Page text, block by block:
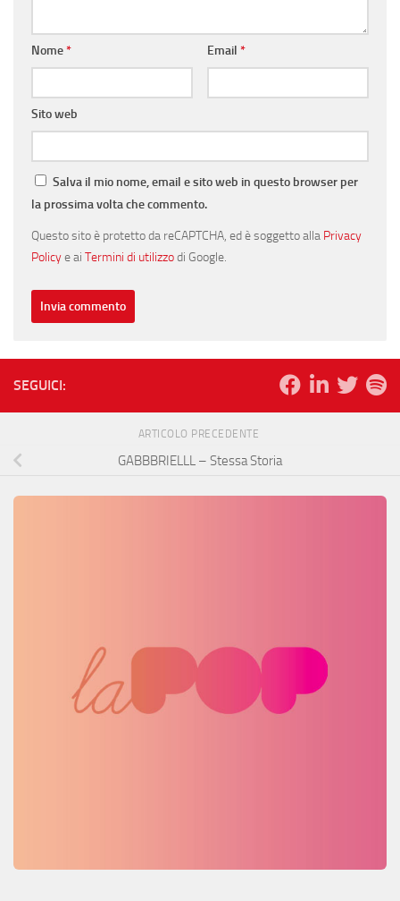
Nome* Email *
Sito web
Salva il mio nome, email e sito web in questo browser per
la prossima volta che commento.
Questo sito è protetto da reCAPTCHA, ed è soggetto alla Privacy
Policye ai Termini di utilizzodi Google.
SEGUICI:
ARTICOLO PRECEDENTE
GABBBRIELLL – Stessa Storia